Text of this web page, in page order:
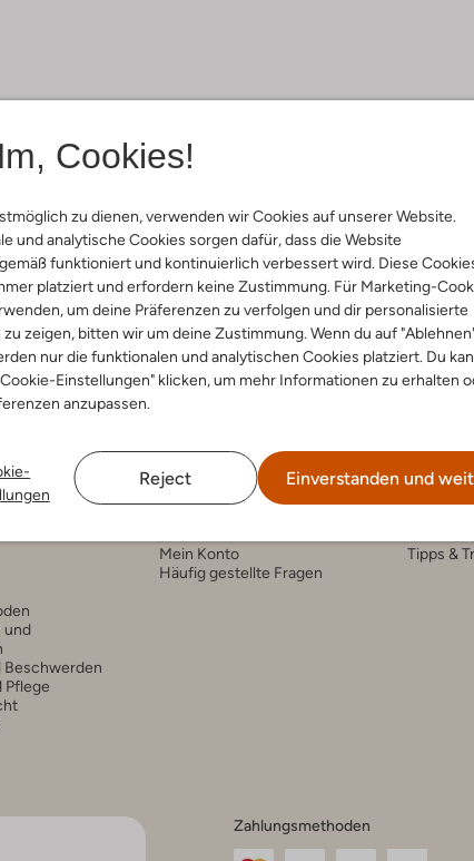
Cookies!
zu dienen, verwenden wir Cookies auf unserer Website.
und analytische Cookies sorgen dafür, dass die Website
funktioniert und kontinuierlich verbessert wird. Diese
platziert und erfordern keine Zustimmung. Für Marketing-
um deine Präferenzen zu verfolgen und dir personalisierte
zeigen, bitten wir um deine Zustimmung. Wenn du auf
nur die funktionalen und analytischen Cookies platziert. Du
Einstellungen" klicken, um mehr Informationen zu erhalten
anzupassen.
Reject Einverstanden und
und
Beschwerden
Pflege
Account
Mein Konto
Häufig gestellte Fragen
Tipps &
Zahlungsmethoden